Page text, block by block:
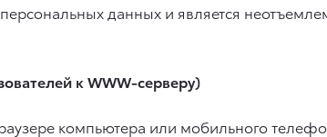
данных и является
к WWW-серверу)
компьютера или мобильного